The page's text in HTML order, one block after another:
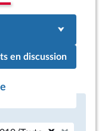
en discussion